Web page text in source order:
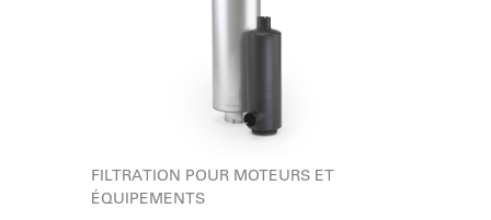
FILTRATION POUR MOTEURS ET
ÉQUIPEMENTS